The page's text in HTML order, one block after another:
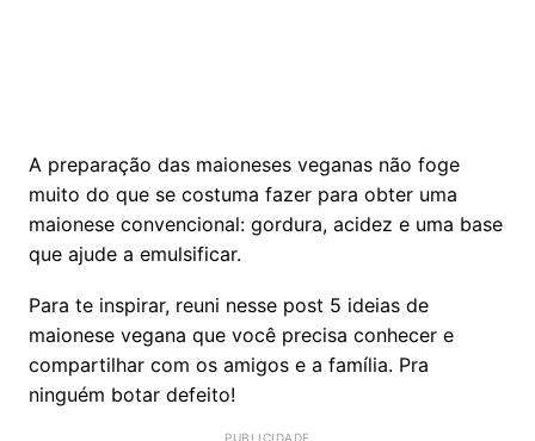
A preparação das maioneses veganas não foge
muito do que se costuma fazer para obter uma
maionese convencional: gordura, acidez e uma base
que ajude a emulsificar.
Para te inspirar, reuni nesse post 5 ideias de
maionese vegana que você precisa conhecer e
compartilhar com os amigos e a família. Pra
ninguém botar defeito!